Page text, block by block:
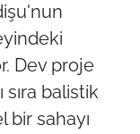
Dev proje
sıra balistik
bir sahayı